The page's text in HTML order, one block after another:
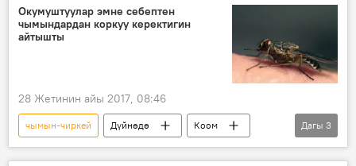
курт
көз
Окумуштуулар эмне себептен
чымындардан коркуу керектигин
айтышты
28 Жетинин айы 2017, 08:46
чымын-чиркей Дүйнөдө
Коом
Жаңылыктар
Рио-де-Жанейро
Дагы 3